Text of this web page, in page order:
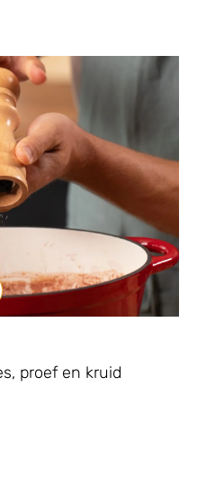
proef en kruid